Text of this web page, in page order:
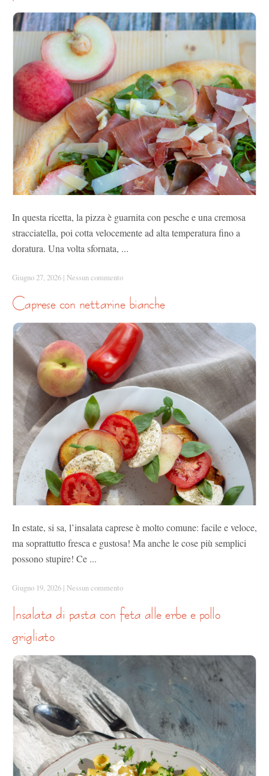
In questa ricetta, la pizza è guarnita con pesche e una cremosa
stracciatella, poi cotta velocemente ad alta temperatura fino a
doratura. Una volta sfornata, ...
Giugno 27, 2026 | Nessun commento
caprese con nettarine bianche
In estate, si sa, l’insalata caprese è molto comune: facile e veloce,
ma soprattutto fresca e gustosa! Ma anche le cose più semplici
possono stupire! Ce ...
Giugno 19, 2026 | Nessun commento
grigliato